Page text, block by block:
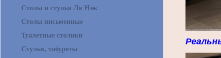
Столы и стулья Ля Нэж
Столы письменные
Туалетные столики
Стулья, табуреты